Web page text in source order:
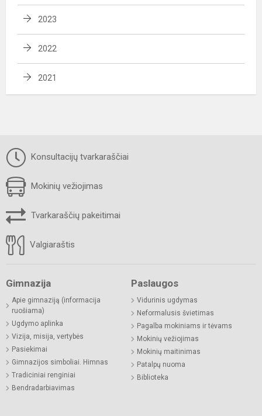
2023
2022
2021
Konsultacijų tvarkaraščiai
Mokinių vežiojimas
Tvarkaraščių pakeitimai
Valgiaraštis
Gimnazija
Apie gimnaziją (informacija
ruošiama)
Ugdymo aplinka
Vizija, misija, vertybės
Pasiekimai
Gimnazijos simboliai. Himnas
Tradiciniai renginiai
Bendradarbiavimas
Paslaugos
Vidurinis ugdymas
Neformalusis švietimas
Pagalba mokiniams ir tėvams
Mokinių vežiojimas
Mokinių maitinimas
Patalpų nuoma
Biblioteka